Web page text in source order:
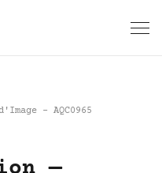
- AQC0965